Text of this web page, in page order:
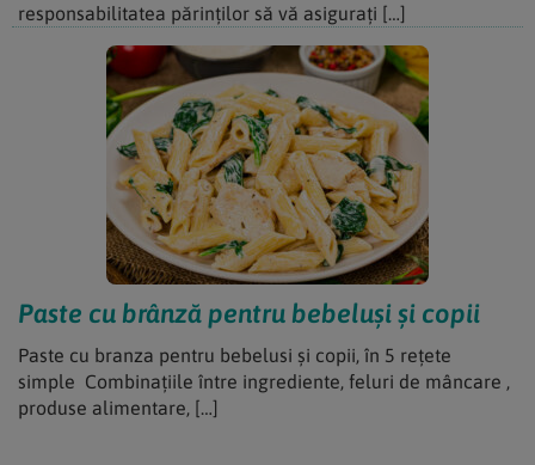
responsabilitatea părinților să vă asigurați […]
Paste cu brânză pentru bebeluși și copii
Paste cu branza pentru bebelusi și copii, în 5 rețete
simple Combinațiile între ingrediente, feluri de mâncare ,
produse alimentare, […]